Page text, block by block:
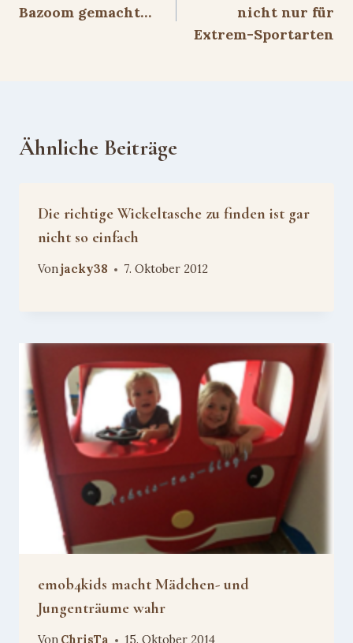
Bazoom gemacht…
nicht nur für
Extrem-Sportarten
Ähnliche Beiträge
Die richtige Wickeltasche zu finden ist gar
nicht so einfach
Vonjacky38 7. Oktober 2012
emob4kids macht Mädchen- und
Jungenträume wahr
Von ChrisTa 15. Oktober 2014